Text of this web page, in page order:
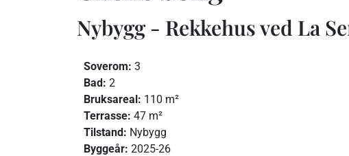
Nybygg - Rekkehus ved La
Soverom: 3
Bad: 2
Bruksareal: 110 m²
Terrasse: 47 m²
Tilstand: Nybygg
Byggeår: 2025-26